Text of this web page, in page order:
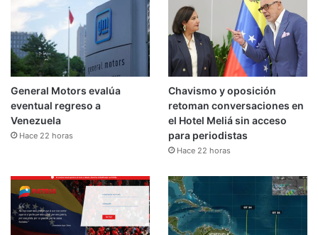
General Motors evalúa
eventual regreso a
Venezuela
Hace 22 horas
Chavismo y oposición
retoman conversaciones en
el Hotel Meliá sin acceso
para periodistas
Hace 22 horas